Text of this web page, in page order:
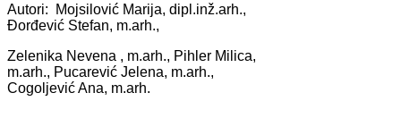
Autori: Mojsilović Mаrijа, dipl.inž.аrh.,
Đorđević Stefаn, m.аrh.,
Zelenikа Nevenа , m.аrh., Pihler Milicа,
m.аrh., Pucаrević Jelenа, m.аrh.,
Cogoljević Anа, m.аrh.